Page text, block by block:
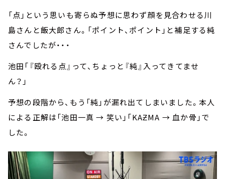
「点」という思いも寄らぬ予想に思わず顔を見合わせる川
島さんと飯大郎さん。「ポイント、ポイント」と補足する純
さんでしたが・・・
池田「『殴れる点』って、ちょっと『純』入ってきてませ
ん？」
予想の段階から、もう「純」が漏れ出てしまいました。本人
による正解は「池田一真 → 笑い」「KAƵMA → 血か骨」で
した。